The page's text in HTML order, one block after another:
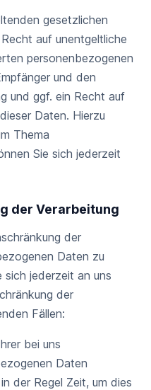
gesetzlichen
auf unentgeltliche
personenbezogenen
und den
und ggf. ein Recht auf
Daten. Hierzu
Thema
Sie sich jederzeit
der Verarbeitung
der
Daten zu
sich jederzeit an uns
der
Fällen:
bei uns
Daten
der Regel Zeit, um dies